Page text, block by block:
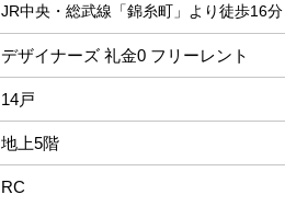
JR中央・総武線「錦糸町」より徒歩16分
デザイナーズ 礼金0 フリーレント
14戸
地上5階
RC